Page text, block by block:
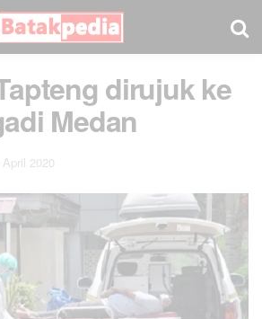
dirujuk ke
Medan
April 2020